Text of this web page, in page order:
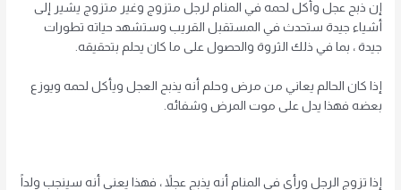
إن ذبح عجل وأكل لحمه في المنام لرجل متزوج وغير متزوج يشير إلى
أشياء جيدة ستحدث في المستقبل القريب وستشهد حياته تطورات
جيدة ، بما في ذلك الثروة والحصول على ما كان يحلم بتحقيقه.
إذا كان الحالم يعاني من مرض وحلم أنه يذبح العجل ويأكل لحمه ويوزع
بعضه فهذا يدل على موت المرض وشفائه.
إذا تزوج الرجل ورأى في المنام أنه يذبح عجلاً ، فهذا يعني أنه سينجب ولداً